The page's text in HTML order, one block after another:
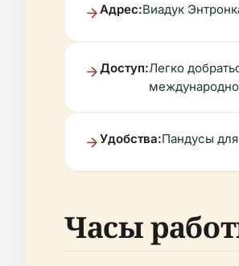
Адрес:Виадук
Доступ:Легко
Удобства:Пандусы
Часы